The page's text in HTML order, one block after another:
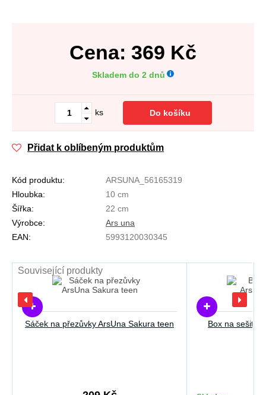
Cena: 369 Kč
Skladem do 2 dnů
ks Do košíku
Přidat k oblíbeným produktům
Kód produktu:
ARSUNA_56165319
Hloubka:
10 cm
Šířka:
22 cm
Výrobce:
Ars una
EAN:
5993120030345
Související produkty
Sáček na přezůvky ArsUna Sakura teen Box na sešity